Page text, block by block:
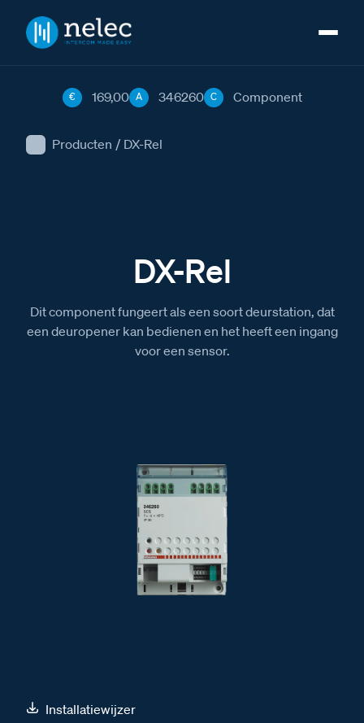
Producten / DX-Rel
€ 169,00 A 346260 C Component
DX-Rel
Dit component fungeert als een soort deurstation, dat
een deuropener kan bedienen en het heeft een ingang
voor een sensor.
Installatiewijzer